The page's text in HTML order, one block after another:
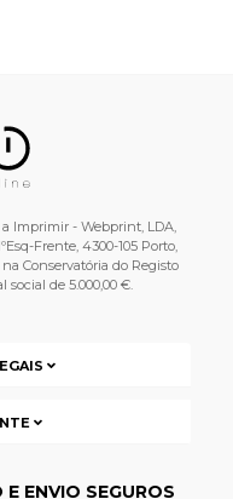
Imprimir - Webprint, LDA,
Frente, 4300-105 Porto,
na Conservatória do Registo
de 5.000,00 €.
ENVIO SEGUROS